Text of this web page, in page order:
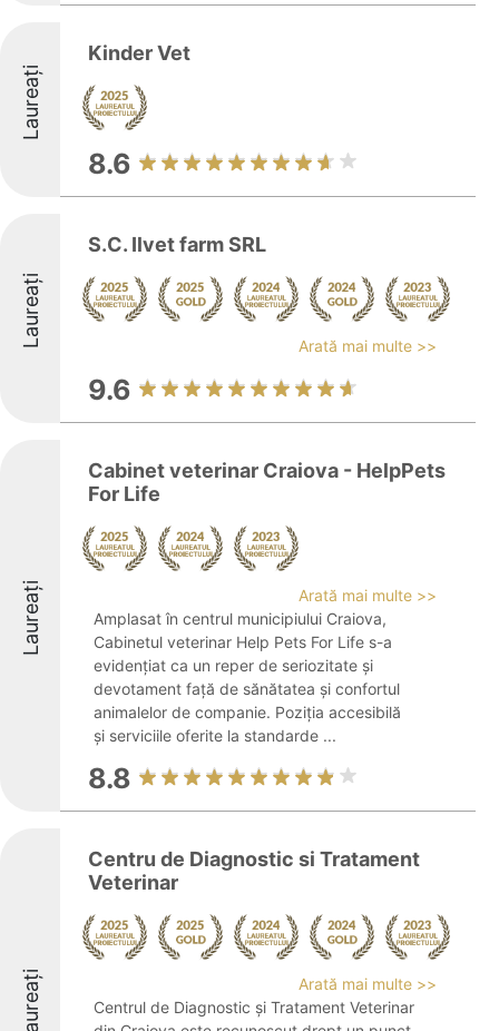
Laureați
Kinder Vet
8.6
Laureați
S.C. Ilvet farm SRL
Arată mai multe >>
9.6
Laureați
Cabinet veterinar Craiova - HelpPets
For Life
Arată mai multe >>
Amplasat în centrul municipiului Craiova,
Cabinetul veterinar Help Pets For Life s-a
evidențiat ca un reper de seriozitate și
devotament față de sănătatea și confortul
animalelor de companie. Poziția accesibilă
și serviciile oferite la standarde ...
8.8
Laureați
Centru de Diagnostic si Tratament
Veterinar
Arată mai multe >>
Centrul de Diagnostic și Tratament Veterinar